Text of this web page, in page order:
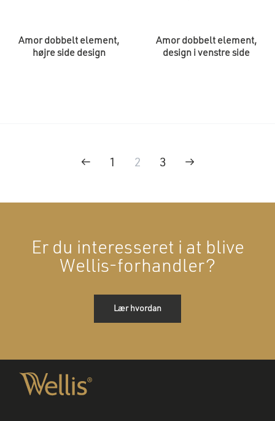
Amor dobbelt element,
højre side design
Amor dobbelt element,
design i venstre side
← 1 2 3 →
Er du interesseret i at blive
Wellis-forhandler?
Lær hvordan